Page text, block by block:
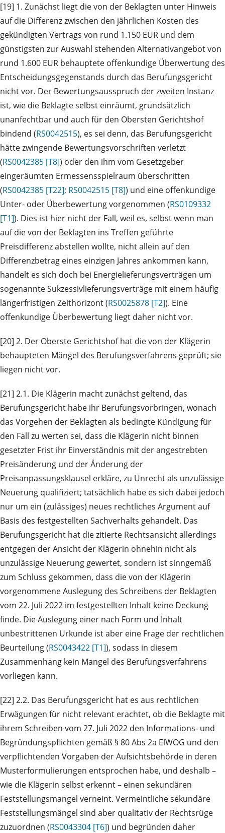
[19] 1. Zunächst liegt die von der Beklagten unter Hinweis
auf die Differenz zwischen den jährlichen Kosten des
gekündigten Vertrags von rund 1.150 EUR und dem
günstigsten zur Auswahl stehenden Alternativangebot von
rund 1.600 EUR behauptete offenkundige Überwertung des
Entscheidungsgegenstands durch das Berufungsgericht
nicht vor. Der Bewertungsausspruch der zweiten Instanz
ist, wie die Beklagte selbst einräumt, grundsätzlich
unanfechtbar und auch für den Obersten Gerichtshof
bindend (RS0042515), es sei denn, das Berufungsgericht
hätte zwingende Bewertungsvorschriften verletzt
(RS0042385 [T8]) oder den ihm vom Gesetzgeber
eingeräumten Ermessensspielraum überschritten
(RS0042385 [T22]; RS0042515 [T8]) und eine offenkundige
Unter‑ oder Überbewertung vorgenommen (RS0109332
[T1]). Dies ist hier nicht der Fall, weil es, selbst wenn man
auf die von der Beklagten ins Treffen geführte
Preisdifferenz abstellen wollte, nicht allein auf den
Differenzbetrag eines einzigen Jahres ankommen kann,
handelt es sich doch bei Energielieferungsverträgen um
sogenannte Sukzessivlieferungsverträge mit einem häufig
längerfristigen Zeithorizont (RS0025878 [T2]). Eine
offenkundige Überbewertung liegt daher nicht vor.
[20] 2. Der Oberste Gerichtshof hat die von der Klägerin
behaupteten Mängel des Berufungsverfahrens geprüft; sie
liegen nicht vor.
[21] 2.1. Die Klägerin macht zunächst geltend, das
Berufungsgericht habe ihr Berufungsvorbringen, wonach
das Vorgehen der Beklagten als bedingte Kündigung für
den Fall zu werten sei, dass die Klägerin nicht binnen
gesetzter Frist ihr Einverständnis mit der angestrebten
Preisänderung und der Änderung der
Preisanpassungsklausel erkläre, zu Unrecht als unzulässige
Neuerung qualifiziert; tatsächlich habe es sich dabei jedoch
nur um ein (zulässiges) neues rechtliches Argument auf
Basis des festgestellten Sachverhalts gehandelt. Das
Berufungsgericht hat die zitierte Rechtsansicht allerdings
entgegen der Ansicht der Klägerin ohnehin nicht als
unzulässige Neuerung gewertet, sondern ist sinngemäß
zum Schluss gekommen, dass die von der Klägerin
vorgenommene Auslegung des Schreibens der Beklagten
vom 22. Juli 2022 im festgestellten Inhalt keine Deckung
finde. Die Auslegung einer nach Form und Inhalt
unbestrittenen Urkunde ist aber eine Frage der rechtlichen
Beurteilung (RS0043422 [T1]), sodass in diesem
Zusammenhang kein Mangel des Berufungsverfahrens
vorliegen kann.
[22] 2.2. Das Berufungsgericht hat es aus rechtlichen
Erwägungen für nicht relevant erachtet, ob die Beklagte mit
ihrem Schreiben vom 27. Juli 2022 den Informations‑ und
Begründungspflichten gemäß § 80 Abs 2a ElWOG und den
verpflichtenden Vorgaben der Aufsichtsbehörde in deren
Musterformulierungen entsprochen habe, und deshalb –
wie die Klägerin selbst erkennt – einen sekundären
Feststellungsmangel verneint. Vermeintliche sekundäre
Feststellungsmängel sind aber qualitativ der Rechtsrüge
zuzuordnen (RS0043304 [T6]) und begründen daher